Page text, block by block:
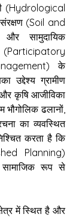
(Hydrological
(Soil and
सामुदायिक
के
उद्देश्य ग्रामीण
कृषि आजीविका
भौगोलिक ढलानों,
का व्यवस्थित
करता है कि
Planning)
रूप से
में स्थित है और